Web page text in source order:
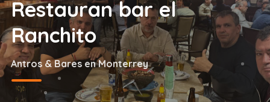
Restauran bar el
Ranchito
Antros & Bares en Monterrey